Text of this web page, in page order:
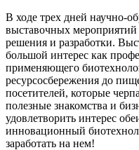
В ходе трех дней научно-
выставочных
решения и разработки.
большой интерес как
применяющего
ресурсосбережения до
посетителей, которые
полезные знакомства и
удовлетворить интерес
инновационный
заработать на нем!